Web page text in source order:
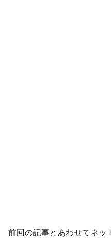
前回の記事とあわせてネッ